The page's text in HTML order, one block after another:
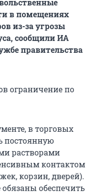
в помещениях
из-за угрозы
сообщили ИА
правительства
ограничение по
в торговых
постоянную
растворами
контактом
корзин, дверей).
обеспечить